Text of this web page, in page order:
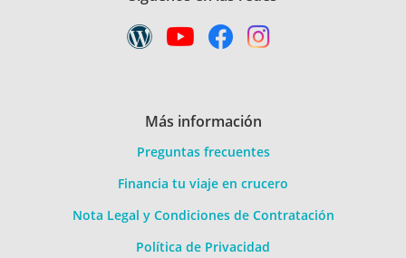
Más información
Preguntas frecuentes
Financia tu viaje en crucero
Nota Legal y Condiciones de Contratación
Política de Privacidad